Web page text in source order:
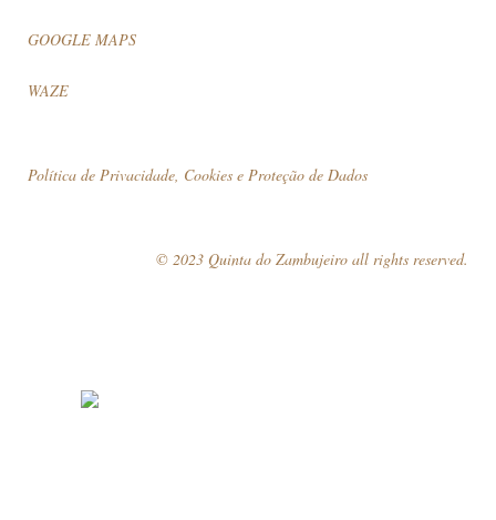
GOOGLE MAPS
WAZE
Política de Privacidade, Cookies e Proteção de Dados
© 2023 Quinta do Zambujeiro all rights reserved.